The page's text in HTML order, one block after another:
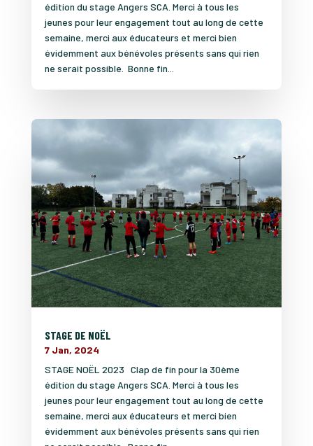
édition du stage Angers SCA. Merci à tous les
jeunes pour leur engagement tout au long de cette
semaine, merci aux éducateurs et merci bien
évidemment aux bénévoles présents sans qui rien
ne serait possible. Bonne fin...
STAGE DE NOËL
7 Jan, 2024
STAGE NOËL 2023 Clap de fin pour la 30ème
édition du stage Angers SCA. Merci à tous les
jeunes pour leur engagement tout au long de cette
semaine, merci aux éducateurs et merci bien
évidemment aux bénévoles présents sans qui rien